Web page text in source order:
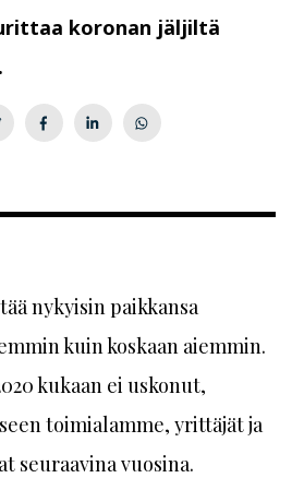
koronan jäljiltä
nykyisin paikkansa
kuin koskaan aiemmin.
kukaan ei uskonut,
toimialamme, yrittäjät ja
seuraavina vuosina.